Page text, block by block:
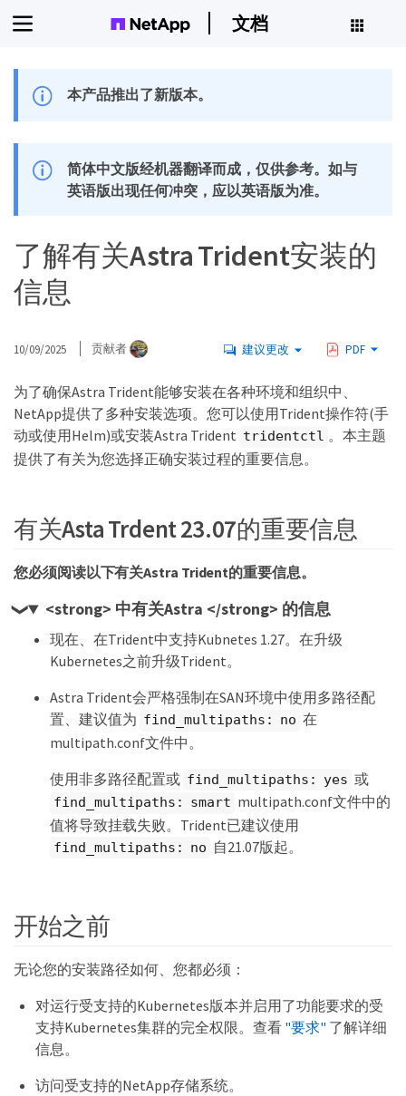
文档
本产品推出了新版本。
简体中文版经机器翻译而成，仅供参考。如与
英语版出现任何冲突，应以英语版为准。
了解有关Astra Trident安装的
信息
10/09/2025 贡献者 建议更改 PDF
为了确保Astra Trident能够安装在各种环境和组织中、
NetApp提供了多种安装选项。您可以使用Trident操作符(手
动或使用Helm)或安装Astra Trident tridentctl 。本主题
提供了有关为您选择正确安装过程的重要信息。
有关Asta Trdent 23.07的重要信息
您必须阅读以下有关Astra Trident的重要信息。
<strong> 中有关Astra </strong> 的信息
现在、在Trident中支持Kubnetes 1.27。在升级
Kubernetes之前升级Trident。
Astra Trident会严格强制在SAN环境中使用多路径配
置、建议值为 find_multipaths: no 在
multipath.conf文件中。
使用非多路径配置或 find_multipaths: yes 或
find_multipaths: smart multipath.conf文件中的
值将导致挂载失败。Trident已建议使用
find_multipaths: no 自21.07版起。
开始之前
无论您的安装路径如何、您都必须：
对运行受支持的Kubernetes版本并启用了功能要求的受
支持Kubernetes集群的完全权限。查看 "要求" 了解详细
信息。
访问受支持的NetApp存储系统。